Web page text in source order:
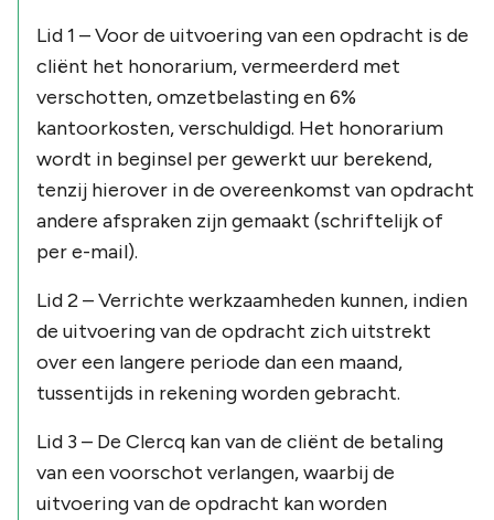
Lid 1 – Voor de uitvoering van een opdracht is de
cliënt het honorarium, vermeerderd met
verschotten, omzetbelasting en 6%
kantoorkosten, verschuldigd. Het honorarium
wordt in beginsel per gewerkt uur berekend,
tenzij hierover in de overeenkomst van opdracht
andere afspraken zijn gemaakt (schriftelijk of
per e-mail).
Lid 2 – Verrichte werkzaamheden kunnen, indien
de uitvoering van de opdracht zich uitstrekt
over een langere periode dan een maand,
tussentijds in rekening worden gebracht.
Lid 3 – De Clercq kan van de cliënt de betaling
van een voorschot verlangen, waarbij de
uitvoering van de opdracht kan worden